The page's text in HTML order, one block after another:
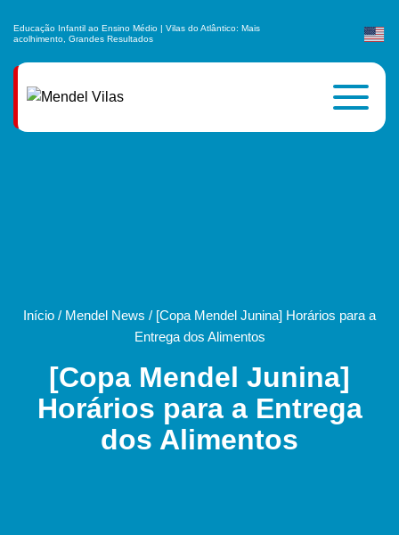
Educação Infantil ao Ensino Médio | Vilas do Atlântico: Mais
acolhimento, Grandes Resultados
Início / Mendel News / [Copa Mendel Junina] Horários para a
Entrega dos Alimentos
[Copa Mendel Junina]
Horários para a Entrega
dos Alimentos